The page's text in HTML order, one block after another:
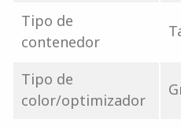
Tipo de
contenedor
Tipo de
color/optimizador